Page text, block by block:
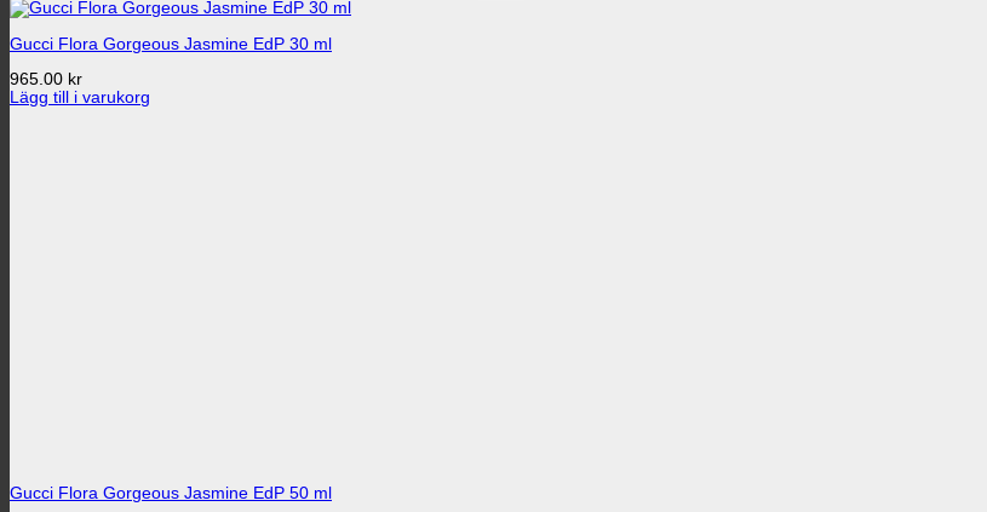
Gucci Flora Gorgeous Jasmine EdP 30 ml
965.00 kr
Lägg till i varukorg
Gucci Flora Gorgeous Jasmine EdP 50 ml